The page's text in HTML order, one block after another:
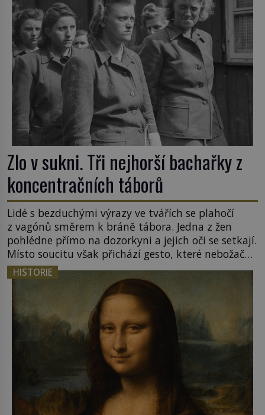
Zlo v sukni. Tři nejhorší bachařky z
koncentračních táborů
Lidé s bezduchými výrazy ve tvářích se plahočí
z vagónů směrem k bráně tábora. Jedna z žen
pohlédne přímo na dozorkyni a jejich oči se setkají.
Místo soucitu však přichází gesto, které nebožačku
posílá rovnou do plynové komory. Jména jako
Rudolf Höss (1901–1947), Josef Mengele (1911–
1979) či Heinrich Himmler (1900–1945) zná každý,
o koho se historie jen otřela. Jenže […]
HISTORIE